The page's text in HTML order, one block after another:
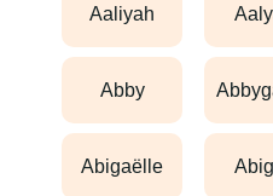
aaliyah
abby
abigaëlle